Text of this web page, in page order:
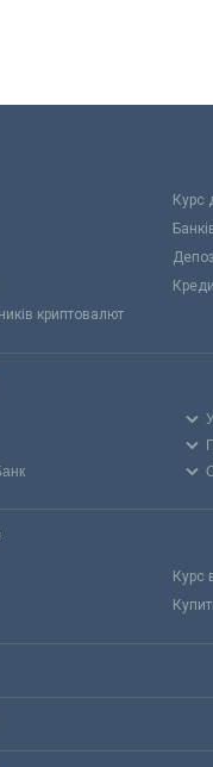
Курс
криптовалют
Курс